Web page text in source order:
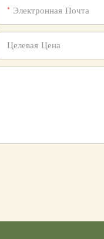
Электронная Почта
Целевая Цена